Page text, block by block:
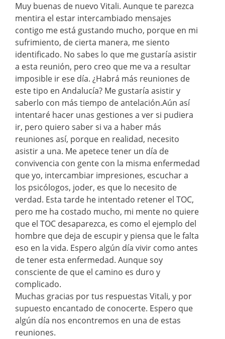
Muy buenas de nuevo Vitali. Aunque te parezca
mentira el estar intercambiado mensajes
contigo me está gustando mucho, porque en mi
sufrimiento, de cierta manera, me siento
identificado. No sabes lo que me gustaría asistir
a esta reunión, pero creo que me va a resultar
imposible ir ese día. ¿Habrá más reuniones de
este tipo en Andalucía? Me gustaría asistir y
saberlo con más tiempo de antelación.Aún así
intentaré hacer unas gestiones a ver si pudiera
ir, pero quiero saber si va a haber más
reuniones así, porque en realidad, necesito
asistir a una. Me apetece tener un día de
convivencia con gente con la misma enfermedad
que yo, intercambiar impresiones, escuchar a
los psicólogos, joder, es que lo necesito de
verdad. Esta tarde he intentado retener el TOC,
pero me ha costado mucho, mi mente no quiere
que el TOC desaparezca, es como el ejemplo del
hombre que deja de escupir y piensa que le falta
eso en la vida. Espero algún día vivir como antes
de tener esta enfermedad. Aunque soy
consciente de que el camino es duro y
complicado.
Muchas gracias por tus respuestas Vitali, y por
supuesto encantado de conocerte. Espero que
algún día nos encontremos en una de estas
reuniones.